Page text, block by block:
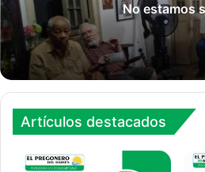
No estamos
Artículos destacados